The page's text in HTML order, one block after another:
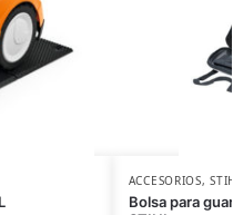
ACCESORIOS,
Bolsa para